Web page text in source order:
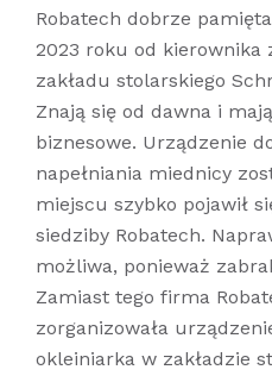
Robatech dobrze
2023 roku od kierownika
zakładu stolarskiego
Znają się od dawna i
biznesowe. Urządzenie
napełniania miednicy
miejscu szybko pojawił
siedziby Robatech.
możliwa, ponieważ
Zamiast tego firma
zorganizowała
okleiniarka w zakładzie